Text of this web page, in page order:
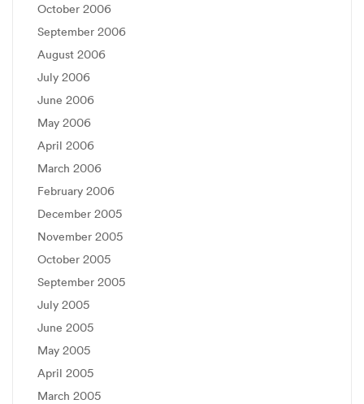
October 2006
September 2006
August 2006
July 2006
June 2006
May 2006
April 2006
March 2006
February 2006
December 2005
November 2005
October 2005
September 2005
July 2005
June 2005
May 2005
April 2005
March 2005